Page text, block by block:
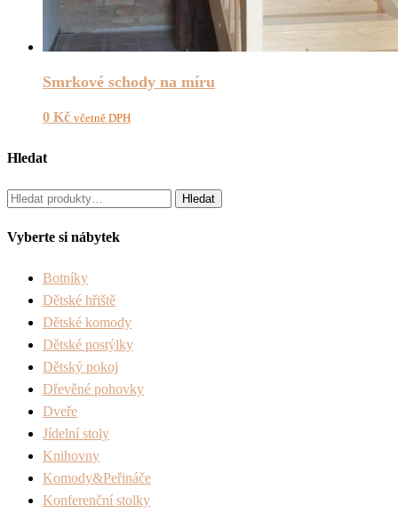
Smrkové schody na míru
0 Kč včetně DPH
Hledat
Hledat: Hledat
Vyberte si nábytek
Botníky
Dětské hřiště
Dětské komody
Dětské postýlky
Dětský pokoj
Dřevěné pohovky
Dveře
Jídelní stoly
Knihovny
Komody&Peřináče
Konferenční stolky